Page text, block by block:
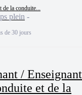
de la conduite...
plein
de 30 jours
/
et de la